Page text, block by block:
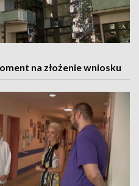
na złożenie wniosku